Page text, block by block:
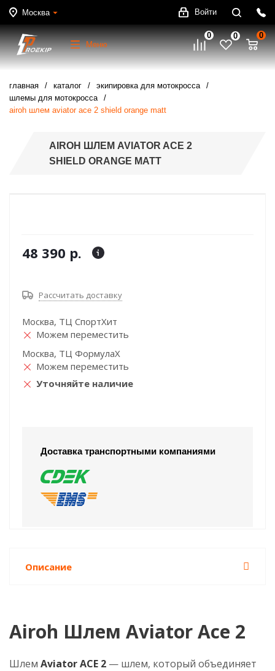
Москва Войти
Меню
0 0 0
главная каталог
экипировка для мотокросса
шлемы для мотокросса
airoh шлем aviator ace 2 shield orange matt
AIROH ШЛЕМ AVIATOR ACE 2
SHIELD ORANGE MATT
48 390 р.
Рассчитать доставку
Москва, ТЦ СпортХит
Можем переместить
Москва, ТЦ ФормулаХ
Можем переместить
Уточняйте наличие
Доставка транспортными компаниями
Описание
Airoh Шлем Aviator Ace 2
Шлем Aviator ACE 2 — шлем, который объединяет